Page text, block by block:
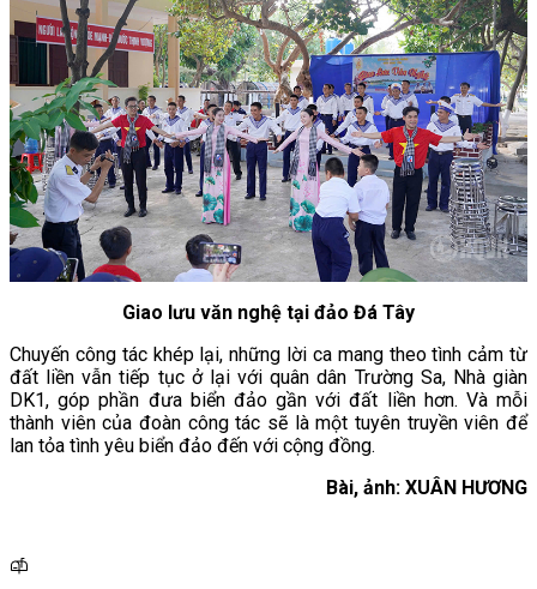
Giao lưu văn nghệ tại đảo Đá Tây
Chuyến công tác khép lại, những lời ca mang theo tình cảm từ
đất liền vẫn tiếp tục ở lại với quân dân Trường Sa, Nhà giàn
DK1, góp phần đưa biển đảo gần với đất liền hơn. Và mỗi
thành viên của đoàn công tác sẽ là một tuyên truyền viên để
lan tỏa tình yêu biển đảo đến với cộng đồng.
Bài, ảnh: XUÂN HƯƠNG